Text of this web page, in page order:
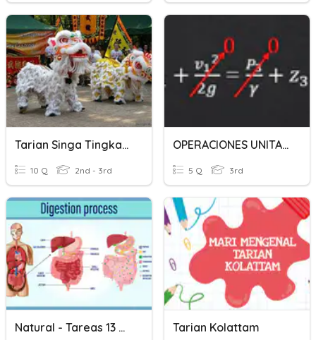
Tarian Singa Tingkatan 4
10 Q 2nd - 3rd
OPERACIONES UNITARIAS 1
5 Q 3rd
Natural - Tareas 13 Octubre Tarian Kolattam